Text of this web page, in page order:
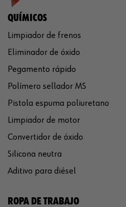
QUÍMICOS
Limpiador de frenos
Eliminador de óxido
Pegamento rápido
Polímero sellador MS
Pistola espuma poliuretano
Limpiador de motor
Convertidor de óxido
Silicona neutra
Aditivo para diésel
ROPA DE TRABAJO